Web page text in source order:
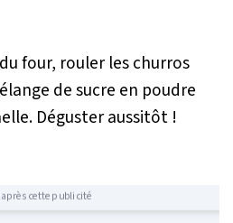
four, rouler les churros
de sucre en poudre
Déguster aussitôt !
après cette publicité